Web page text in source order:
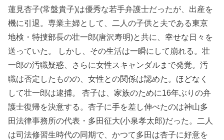
蓮見杏子(常盤貴子)は優秀な若手弁護士だったが、出産を
機に引退。専業主婦として、二人の子供と夫である東京
地検・特捜部長の壮一郎(唐沢寿明)と共に、幸せな日々を
送っていた。 しかし、その生活は一瞬にして崩れる。壮
一郎の汚職疑惑、さらに女性スキャンダルまで発覚。汚
職は否定したものの、女性との関係は認めた。ほどなく
して壮一郎は逮捕。 杏子は、家族のために16年ぶりの弁
護士復帰を決意する。杏子に手を差し伸べたのは神山多
田法律事務所の代表・多田征大(小泉孝太郎)だった。二人
は司法修習生時代の同期で、かつて多田は杏子に好意を